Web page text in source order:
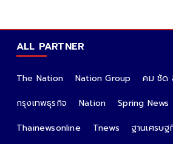
ALL PARTNER
The Nation Nation Group
คม ชัด
กรุงเทพธุรกิจ
Nation
Spring News
Thainewsonline
Tnews ฐานเศรษฐ